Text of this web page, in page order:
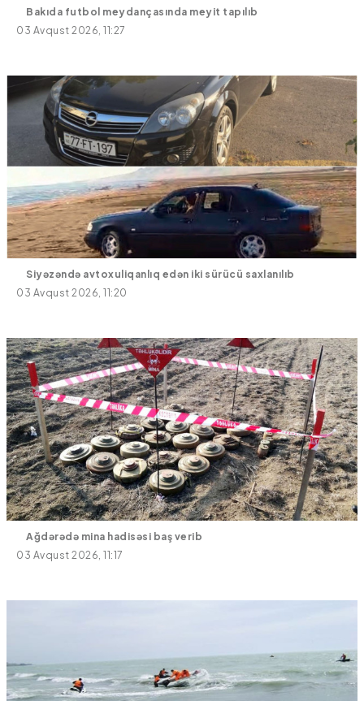
Bakıda futbol meydançasında meyit tapılıb
03 Avqust 2026, 11:27
Siyəzəndə avtoxuliqanlıq edən iki sürücü saxlanılıb
03 Avqust 2026, 11:20
Ağdərədə mina hadisəsi baş verib
03 Avqust 2026, 11:17